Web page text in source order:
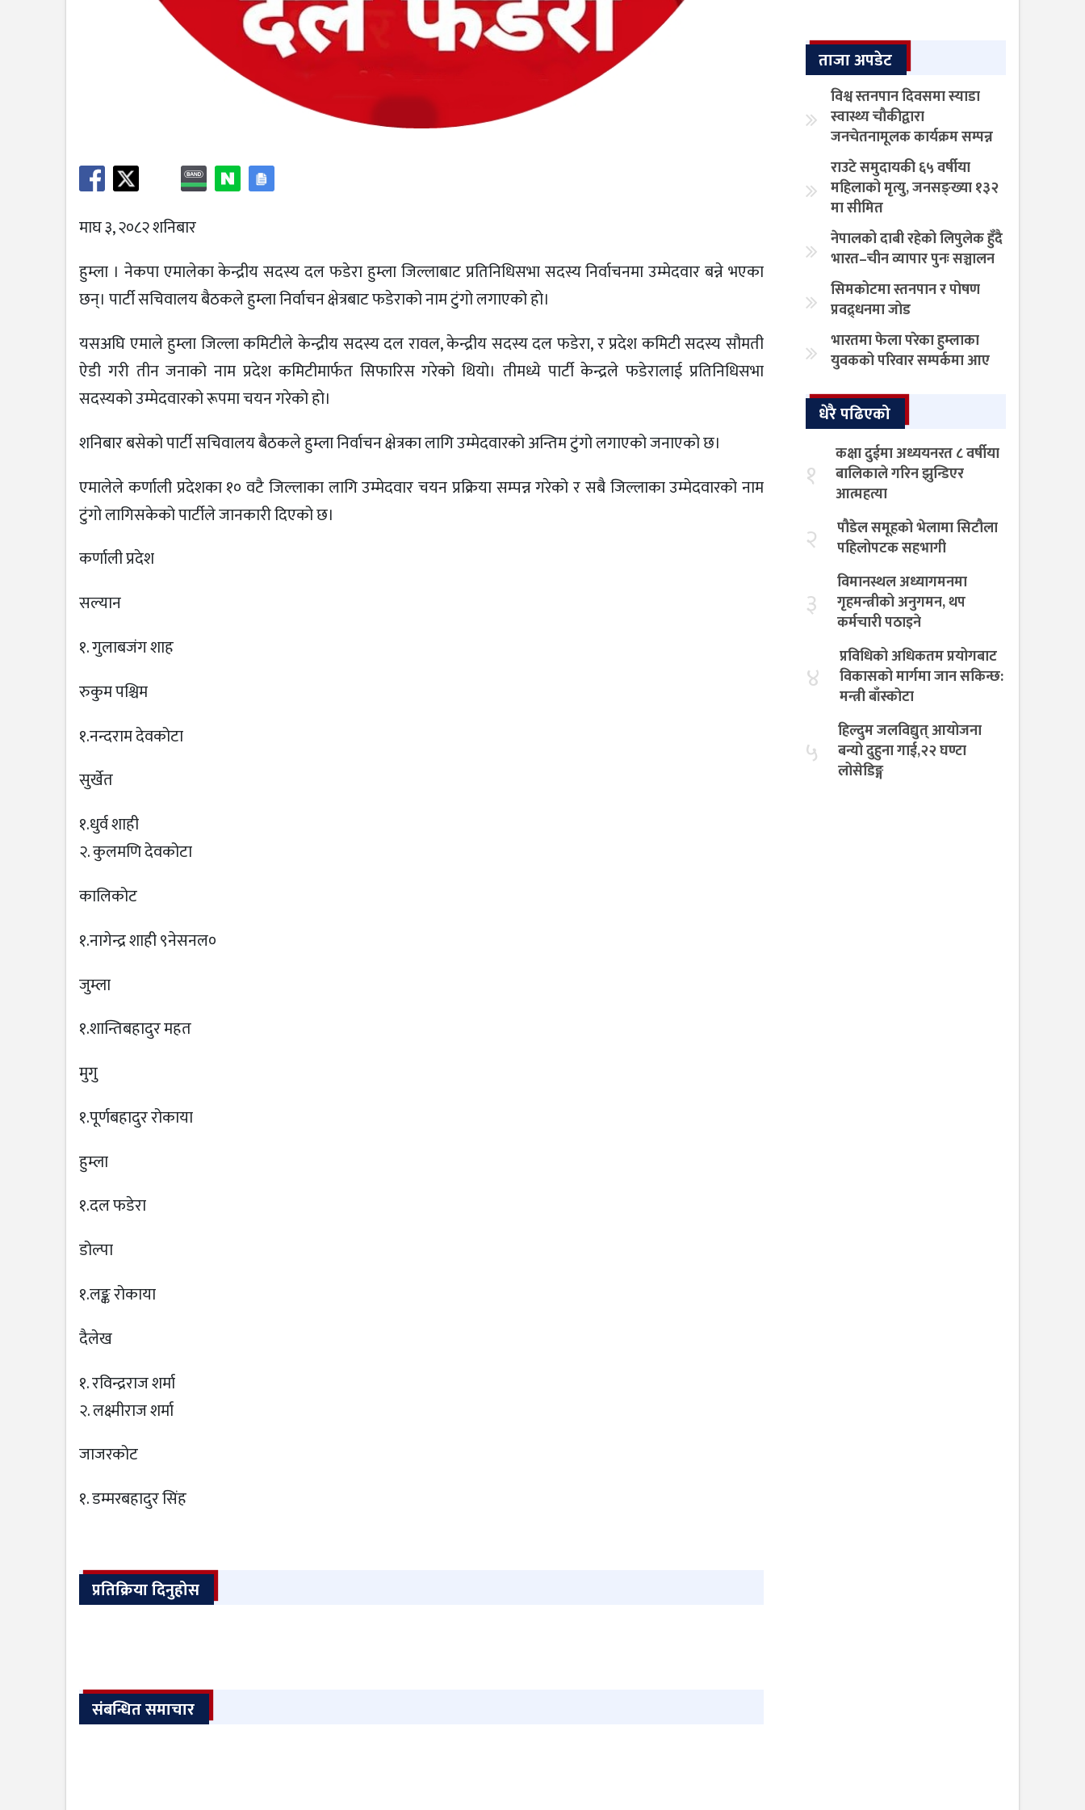
माघ ३, २०८२ शनिबार
हुम्ला । नेकपा एमालेका केन्द्रीय सदस्य दल फडेरा हुम्ला जिल्लाबाट प्रतिनिधिसभा सदस्य निर्वाचनमा उम्मेदवार बन्ने भएका
छन्। पार्टी सचिवालय बैठकले हुम्ला निर्वाचन क्षेत्रबाट फडेराको नाम टुंगो लगाएको हो।
यसअघि एमाले हुम्ला जिल्ला कमिटीले केन्द्रीय सदस्य दल रावल, केन्द्रीय सदस्य दल फडेरा, र प्रदेश कमिटी सदस्य सौमती
ऐडी गरी तीन जनाको नाम प्रदेश कमिटीमार्फत सिफारिस गरेको थियो। तीमध्ये पार्टी केन्द्रले फडेरालाई प्रतिनिधिसभा
सदस्यको उम्मेदवारको रूपमा चयन गरेको हो।
शनिबार बसेको पार्टी सचिवालय बैठकले हुम्ला निर्वाचन क्षेत्रका लागि उम्मेदवारको अन्तिम टुंगो लगाएको जनाएको छ।
एमालेले कर्णाली प्रदेशका १० वटै जिल्लाका लागि उम्मेदवार चयन प्रक्रिया सम्पन्न गरेको र सबै जिल्लाका उम्मेदवारको नाम
टुंगो लागिसकेको पार्टीले जानकारी दिएको छ।
कर्णाली प्रदेश
सल्यान
१. गुलाबजंग शाह
रुकुम पश्चिम
१.नन्दराम देवकोटा
सुर्खेत
१.धुर्व शाही
२. कुलमणि देवकोटा
कालिकोट
१.नागेन्द्र शाही ९नेसनल०
जुम्ला
१.शान्तिबहादुर महत
मुगु
१.पूर्णबहादुर रोकाया
हुम्ला
१.दल फडेरा
डोल्पा
१.लङ्क रोकाया
दैलेख
१. रविन्द्रराज शर्मा
२. लक्ष्मीराज शर्मा
जाजरकोट
१. डम्मरबहादुर सिंह
प्रतिक्रिया दिनुहोस
संबन्धित समाचार
ताजा अपडेट
विश्व स्तनपान दिवसमा स्याडा
स्वास्थ्य चौकीद्वारा
जनचेतनामूलक कार्यक्रम सम्पन्न
राउटे समुदायकी ६५ वर्षीया
महिलाको मृत्यु, जनसङ्ख्या १३२
मा सीमित
नेपालको दाबी रहेको लिपुलेक हुँदै
भारत–चीन व्यापार पुनः सञ्चालन
सिमकोटमा स्तनपान र पोषण
प्रवद्र्धनमा जोड
भारतमा फेला परेका हुम्लाका
युवकको परिवार सम्पर्कमा आए
धेरै पढिएको
१
कक्षा दुईमा अध्ययनरत ८ वर्षीया
बालिकाले गरिन झुन्डिएर
आत्महत्या
२
पौडेल समूहको भेलामा सिटौला
पहिलोपटक सहभागी
३
विमानस्थल अध्यागमनमा
गृहमन्त्रीको अनुगमन, थप
कर्मचारी पठाइने
४
प्रविधिको अधिकतम प्रयोगबाट
विकासको मार्गमा जान सकिन्छ:
मन्त्री बाँस्कोटा
५
हिल्दुम जलविद्युत् आयोजना
बन्यो दुहुना गाई,२२ घण्टा
लोसेडिङ्ग